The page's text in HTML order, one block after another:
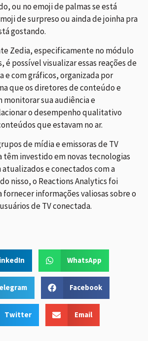
ou no emoji de palmas se está
de surpreso ou ainda de joinha pra
gostando.
Zedia, especificamente no módulo
é possível visualizar essas reações de
com gráficos, organizada por
que os diretores de conteúdo e
monitorar sua audiência e
o desempenho qualitativo
que estavam no ar.
de mídia e emissoras de TV
têm investido em novas tecnologias
e conectados com a
nisso, o Reactions Analytics foi
informações valiosas sobre o
de TV conectada.
WhatsApp
Facebook
Twitter Email